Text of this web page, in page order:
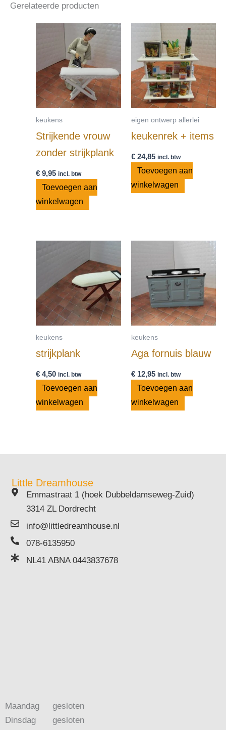
Gerelateerde producten
keukens
Strijkende vrouw
zonder strijkplank
€ 9,95 incl. btw
Toevoegen aan
winkelwagen
eigen ontwerp allerlei
keukenrek + items
€24,85 incl. btw
Toevoegen aan
winkelwagen
keukens
strijkplank
€ 4,50 incl. btw
Toevoegen aan
winkelwagen
keukens
Aga fornuis blauw
€12,95 incl. btw
Toevoegen aan
winkelwagen
Little Dreamhouse
Emmastraat 1 (hoek Dubbeldamseweg-Zuid)
3314 ZL Dordrecht
info@littledreamhouse.nl
078-6135950
NL41 ABNA 0443837678
Maandag
Dinsdag
gesloten
gesloten